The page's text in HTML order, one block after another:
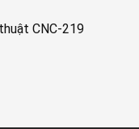
CNC-219